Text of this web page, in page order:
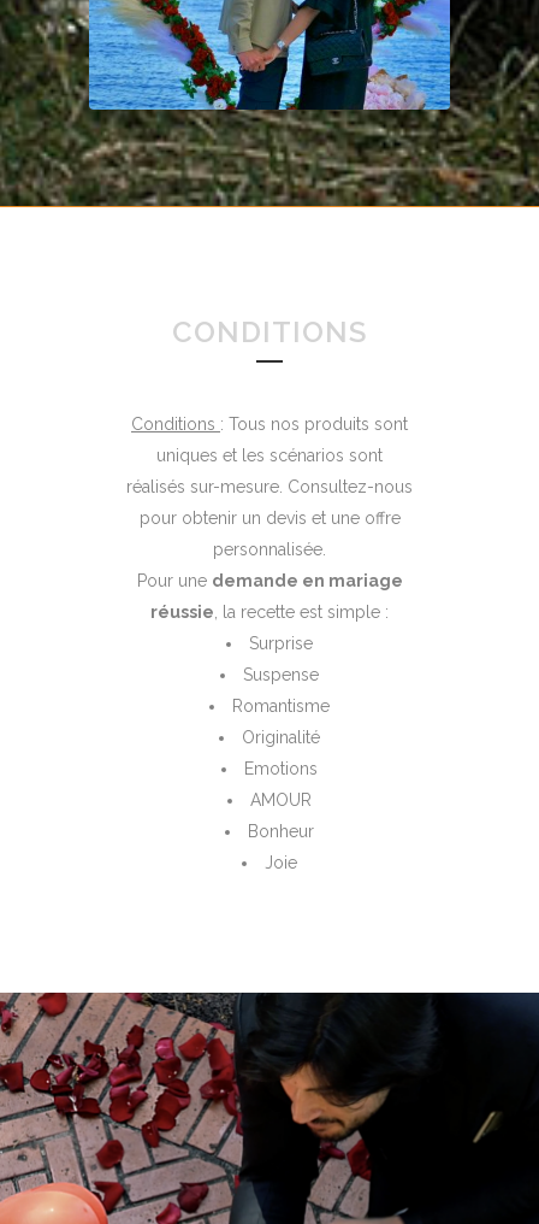
CONDITIONS
Conditions : Tous nos produits sont
uniques et les scénarios sont
réalisés sur-mesure. Consultez-nous
pour obtenir un devis et une offre
personnalisée.
Pour une demande en mariage
réussie, la recette est simple :
Surprise
Suspense
Romantisme
Originalité
Emotions
AMOUR
Bonheur
Joie